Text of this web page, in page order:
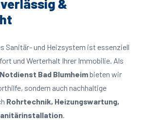
&
Sanitär- und Heizsystem ist essenziell
und Werterhalt Ihrer Immobilie. Als
Bad Blumheimbieten wir
sondern auch nachhaltige
Rohrtechnik, Heizungswartung,
.